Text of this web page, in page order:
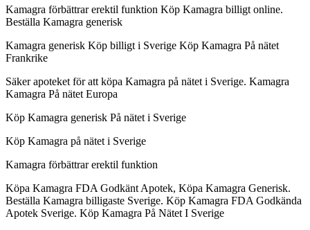
Kamagra förbättrar erektil funktion Köp Kamagra billigt online.
Beställa Kamagra generisk
Kamagra generisk Köp billigt i Sverige Köp Kamagra På nätet
Frankrike
Säker apoteket för att köpa Kamagra på nätet i Sverige. Kamagra
Kamagra På nätet Europa
Köp Kamagra generisk På nätet i Sverige
Köp Kamagra på nätet i Sverige
Kamagra förbättrar erektil funktion
Köpa Kamagra FDA Godkänt Apotek, Köpa Kamagra Generisk.
Beställa Kamagra billigaste Sverige. Köp Kamagra FDA Godkända
Apotek Sverige. Köp Kamagra På Nätet I Sverige